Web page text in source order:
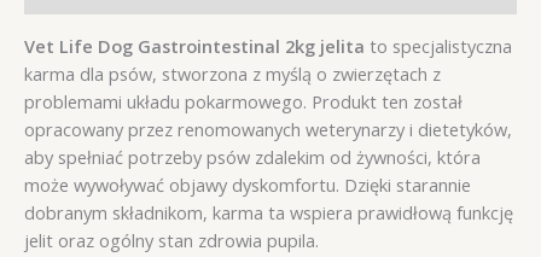
Vet Life Dog Gastrointestinal 2kg jelita to specjalistyczna
karma dla psów, stworzona z myślą o zwierzętach z
problemami układu pokarmowego. Produkt ten został
opracowany przez renomowanych weterynarzy i dietetyków,
aby spełniać potrzeby psów zdalekim od żywności, która
może wywoływać objawy dyskomfortu. Dzięki starannie
dobranym składnikom, karma ta wspiera prawidłową funkcję
jelit oraz ogólny stan zdrowia pupila.